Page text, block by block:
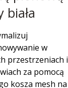
biała
w
przestrzeniach i
za pomocą
kosza mesh na